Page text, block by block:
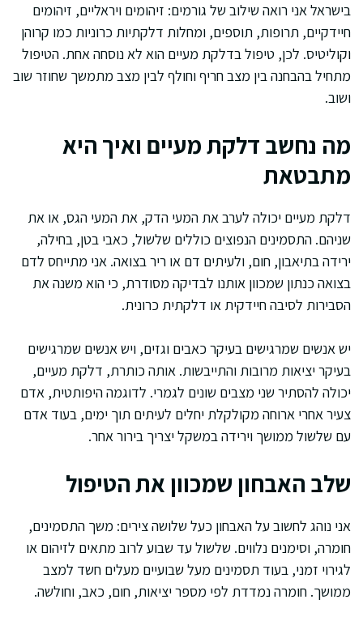
בישראל אני רואה שילוב של גורמים: זיהומים ויראליים, זיהומים
חיידקיים, תרופות, תוספים, ומחלות דלקתיות כרוניות כמו קרוהן
וקוליטיס. לכן, טיפול בדלקת מעיים הוא לא נוסחה אחת. הטיפול
מתחיל בהבחנה בין מצב חריף וחולף לבין מצב מתמשך שחוזר שוב
ושוב.
מה נחשב דלקת מעיים ואיך היא
מתבטאת
דלקת מעיים יכולה לערב את המעי הדק, את המעי הגס, או את
שניהם. התסמינים הנפוצים כוללים שלשול, כאבי בטן, בחילה,
ירידה בתיאבון, חום, ולעיתים דם או ריר בצואה. אני מתייחס לדם
בצואה כנתון שמכוון אותנו לבדיקה מסודרת, כי הוא משנה את
הסבירות לסיבה חיידקית או דלקתית כרונית.
יש אנשים שמרגישים בעיקר כאבים וגזים, ויש אנשים שמרגישים
בעיקר יציאות מרובות והתייבשות. אותה כותרת, דלקת מעיים,
יכולה להסתיר שני מצבים שונים לגמרי. לדוגמה היפותטית, אדם
צעיר אחרי ארוחה מקולקלת יחלים לעיתים תוך ימים, בעוד אדם
עם שלשול ממושך וירידה במשקל יצריך בירור אחר.
שלב האבחון שמכוון את הטיפול
אני נוהג לחשוב על האבחון כעל שלושה צירים: משך התסמינים,
חומרה, וסימנים נלווים. שלשול עד שבוע לרוב מתאים לזיהום או
לגירוי זמני, בעוד תסמינים מעל שבועיים מעלים חשד למצב
ממושך. חומרה נמדדת לפי מספר יציאות, חום, כאב, וחולשה.